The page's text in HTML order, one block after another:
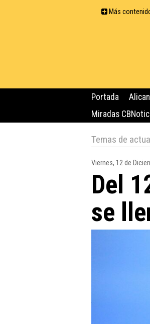
Más
Portada
Miradas
Temas de
Viernes, 12 de
Del
se